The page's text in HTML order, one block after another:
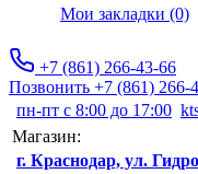
Мои закладки (0)
+7 (861) 266-43-66
Позвонить +7 (861) 266-
пн-пт с 8:00 до 17:00
Магазин:
г. Краснодар, ул.